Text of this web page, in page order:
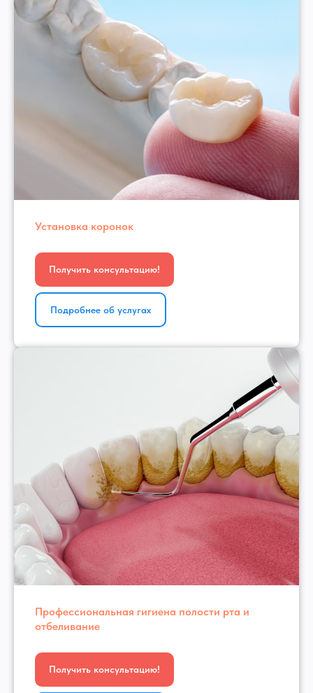
Установка коронок
Получить консультацию!
Подробнее об услугах
Профессиональная гигиена полости рта и
отбеливание
Получить консультацию!